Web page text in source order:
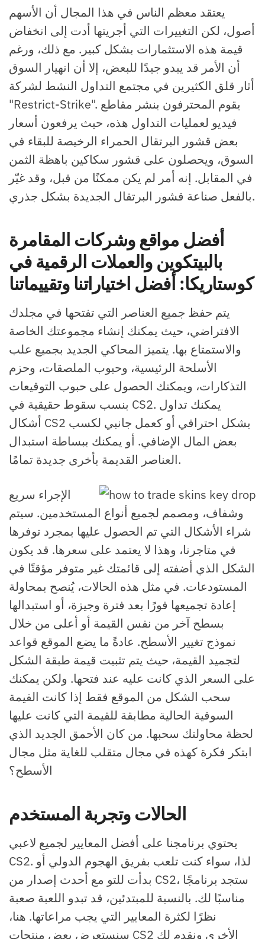
يعتقد معظم الناس في هذا المجال أن الأسهم
أصول، لكن التغييرات التي أجريتها أدت إلى انخفاض
قيمة هذه الاستثمارات بشكل كبير. مع ذلك، ورغم
أن الأمر قد يبدو جيدًا للبعض، إلا أن انهيار السوق
أثار قلق الكثيرين في مجتمع التداول النشط لشركة
"Restrict-Strike". يقوم المحترفون بنشر مقاطع
فيديو لعمليات التداول هذه، حيث يرفعون أسعار
بعض قشور البرتقال الحمراء الرخيصة للبقاء في
السوق، ويحصلون على قشور سكاكين باهظة الثمن
في المقابل. إنه أمر لم يكن ممكنًا من قبل، وقد غيّر
بالفعل صناعة قشور البرتقال الجديدة بشكل جذري.
أفضل مواقع وشركات المقامرة
بالبيتكوين والعملات الرقمية في
كوستاريكا: أفضل اختياراتنا وتقييماتنا
يتم حفظ جميع العناصر التي تفتحها في مجلدك
الافتراضي، حيث يمكنك إنشاء مجموعتك الخاصة
والاستمتاع بها. يتميز المحاكي الجديد بجميع علب
الأسلحة الرئيسية، وحبوب الملصقات، وحزم
التذكارات، ويمكنك الحصول على حبوب التوقيعات
بنسب سقوط حقيقية في CS2. يمكنك تداول
أشكال CS2 بشكل احترافي أو كعمل جانبي لكسب
بعض المال الإضافي. أو يمكنك ببساطة استبدال
العناصر القديمة بأخرى جديدة تمامًا.
الإجراء سريع
وشفاف، ومصمم لجميع أنواع المستخدمين. سيتم
شراء الأشكال التي تم الحصول عليها بمجرد توفرها
في متاجرنا، وهذا لا يعتمد على سعرها. قد يكون
الشكل الذي أضفته إلى قائمتك غير متوفر مؤقتًا في
المستودعات. في مثل هذه الحالات، يُنصح بمحاولة
إعادة تجميعها فورًا بعد فترة وجيزة، أو استبدالها
بسطح آخر من نفس القيمة أو أعلى من خلال
نموذج تغيير الأسطح. عادةً ما يضع الموقع قواعد
لتجميد القيمة، حيث يتم تثبيت قيمة طبقة الشكل
على السعر الذي كانت عليه عند فتحها. ولكن يمكنك
سحب الشكل من الموقع فقط إذا كانت القيمة
السوقية الحالية مطابقة للقيمة التي كانت عليها
لحظة محاولتك سحبها. من كان الأحمق الجديد الذي
ابتكر فكرة كهذه في مجال متقلب للغاية مثل مجال
الأسطح؟
الحالات وتجربة المستخدم
يحتوي برنامجنا على أفضل المعايير لجميع لاعبي
CS2. لذا، سواء كنت تلعب بفريق الهجوم الدولي أو
بدأت للتو مع أحدث إصدار من CS2، ستجد برنامجًا
مناسبًا لك. بالنسبة للمبتدئين، قد تبدو اللعبة صعبة
نظرًا لكثرة المعايير التي يجب مراعاتها. هنا،
سنستعرض بعض منتجات CS2 الأخرى ونقدم لك